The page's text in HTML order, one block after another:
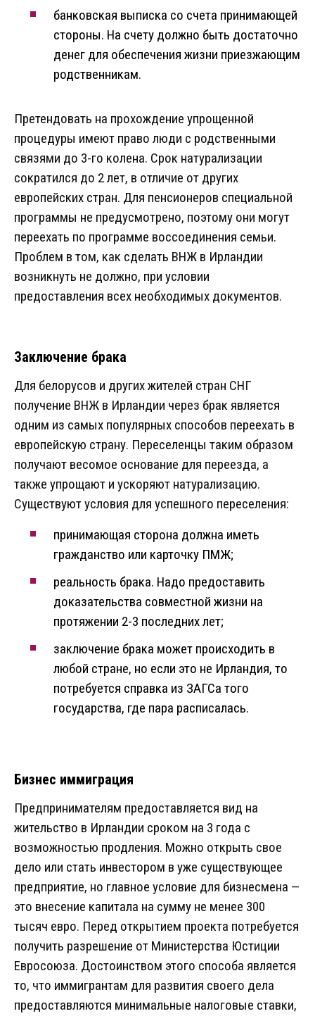
банковская выписка со счета принимающей
стороны. На счету должно быть достаточно
денег для обеспечения жизни приезжающим
родственникам.
Претендовать на прохождение упрощенной
процедуры имеют право люди с родственными
связями до 3-го колена. Срок натурализации
сократился до 2 лет, в отличие от других
европейских стран. Для пенсионеров специальной
программы не предусмотрено, поэтому они могут
переехать по программе воссоединения семьи.
Проблем в том, как сделать ВНЖ в Ирландии
возникнуть не должно, при условии
предоставления всех необходимых документов.
Заключение брака
Для белорусов и других жителей стран СНГ
получение ВНЖ в Ирландии через брак является
одним из самых популярных способов переехать в
европейскую страну. Переселенцы таким образом
получают весомое основание для переезда, а
также упрощают и ускоряют натурализацию.
Существуют условия для успешного переселения:
принимающая сторона должна иметь
гражданство или карточку ПМЖ;
реальность брака. Надо предоставить
доказательства совместной жизни на
протяжении 2-3 последних лет;
заключение брака может происходить в
любой стране, но если это не Ирландия, то
потребуется справка из ЗАГСа того
государства, где пара расписалась.
Бизнес иммиграция
Предпринимателям предоставляется вид на
жительство в Ирландии сроком на 3 года с
возможностью продления. Можно открыть свое
дело или стать инвестором в уже существующее
предприятие, но главное условие для бизнесмена —
это внесение капитала на сумму не менее 300
тысяч евро. Перед открытием проекта потребуется
получить разрешение от Министерства Юстиции
Евросоюза. Достоинством этого способа является
то, что иммигрантам для развития своего дела
предоставляются минимальные налоговые ставки,